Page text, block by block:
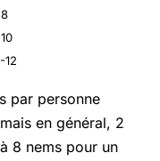
12
par personne
en général, 2
8 nems pour un